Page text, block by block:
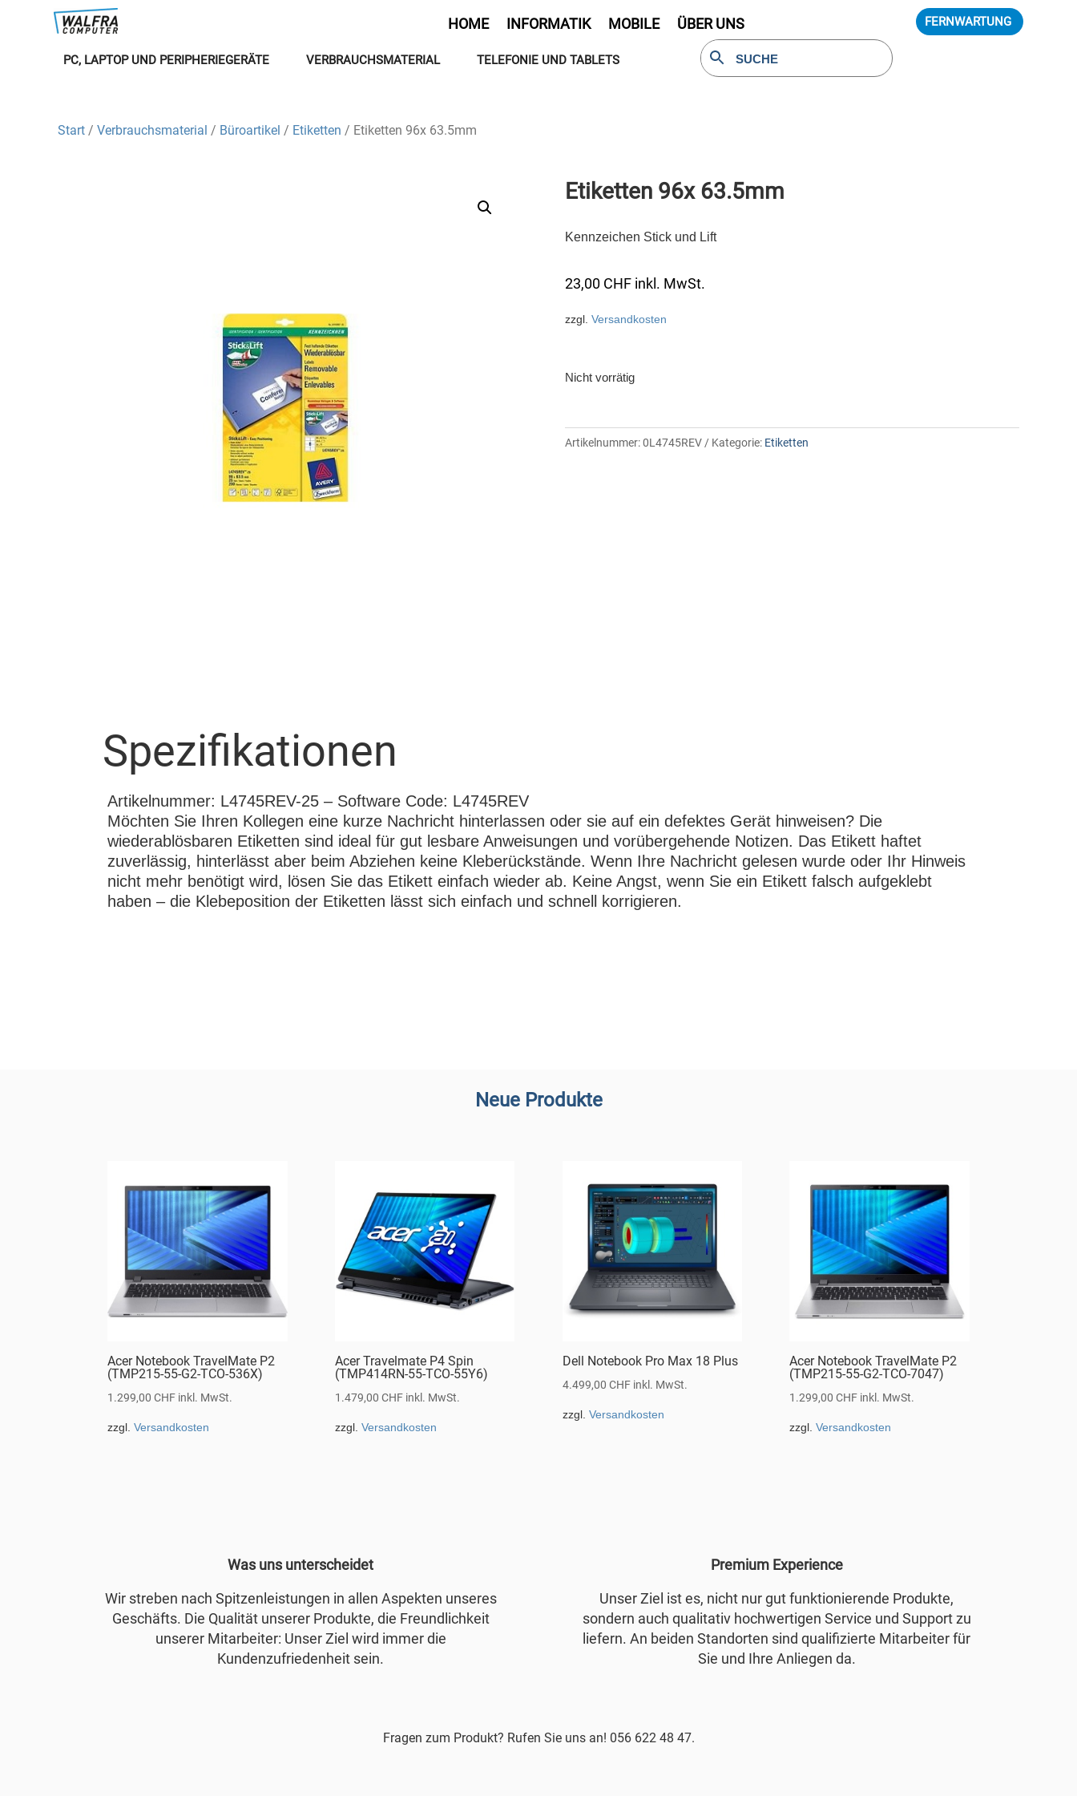
HOME INFORMATIK MOBILE ÜBER UNS FERNWARTUNG
PC, LAPTOP UND PERIPHERIEGERÄTE VERBRAUCHSMATERIAL TELEFONIE UND TABLETS
Start / Verbrauchsmaterial / Büroartikel / Etiketten / Etiketten 96x 63.5mm
Etiketten 96x 63.5mm
Kennzeichen Stick und Lift
23,00 CHF inkl. MwSt.
zzgl. Versandkosten
Nicht vorrätig
Artikelnummer:0L4745REV Kategorie: Etiketten
Spezifikationen
Artikelnummer: L4745REV-25 – Software Code: L4745REV
Möchten Sie Ihren Kollegen eine kurze Nachricht hinterlassen oder sie auf ein defektes Gerät hinweisen? Die
wiederablösbaren Etiketten sind ideal für gut lesbare Anweisungen und vorübergehende Notizen. Das Etikett haftet
zuverlässig, hinterlässt aber beim Abziehen keine Kleberückstände. Wenn Ihre Nachricht gelesen wurde oder Ihr Hinweis
nicht mehr benötigt wird, lösen Sie das Etikett einfach wieder ab. Keine Angst, wenn Sie ein Etikett falsch aufgeklebt
haben – die Klebeposition der Etiketten lässt sich einfach und schnell korrigieren.
Neue Produkte
Acer Notebook TravelMate P2
(TMP215-55-G2-TCO-536X)
1.299,00CHF inkl. MwSt.
zzgl.Versandkosten
Acer Travelmate P4 Spin
(TMP414RN-55-TCO-55Y6)
1.479,00 CHF inkl. MwSt.
zzgl. Versandkosten
Dell Notebook Pro Max 18 Plus
4.499,00 CHF inkl. MwSt.
zzgl. Versandkosten
Acer Notebook TravelMate P2
(TMP215-55-G2-TCO-7047)
1.299,00CHF inkl. MwSt.
zzgl.Versandkosten
Was uns unterscheidet
Wir streben nach Spitzenleistungen in allen Aspekten unseres
Geschäfts. Die Qualität unserer Produkte, die Freundlichkeit
unserer Mitarbeiter: Unser Ziel wird immer die
Kundenzufriedenheit sein.
Premium Experience
Unser Ziel ist es, nicht nur gut funktionierende Produkte,
sondern auch qualitativ hochwertigen Service und Support zu
liefern. An beiden Standorten sind qualifizierte Mitarbeiter für
Sie und Ihre Anliegen da.
Fragen zum Produkt? Rufen Sie uns an! 056 622 48 47.